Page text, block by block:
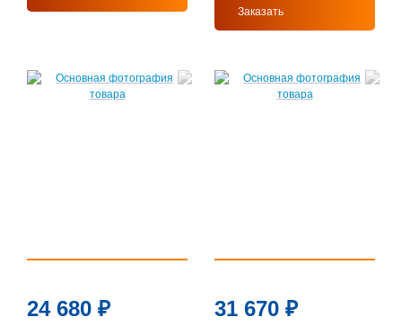
Заказать
24 680 ₽ 31 670 ₽